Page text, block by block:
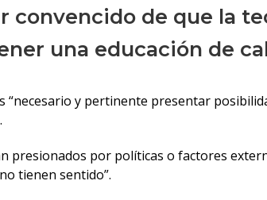
convencido de que la
una educación de
“necesario y pertinente presentar
por políticas o factores
tienen sentido”.